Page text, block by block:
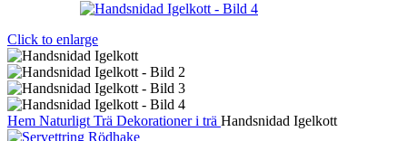
Click to enlarge
Hem Naturligt Trä Dekorationer i trä Handsnidad Igelkott